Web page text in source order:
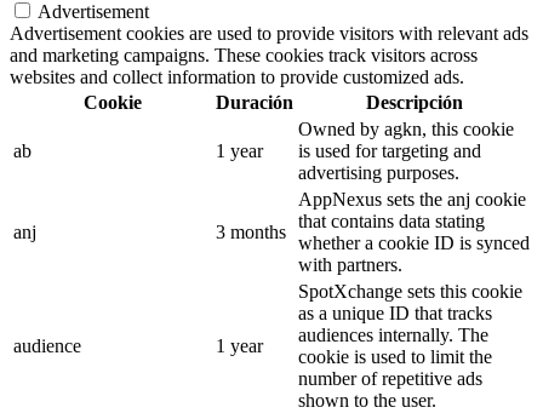
Advertisement
Advertisement cookies are used to provide visitors with relevant ads
and marketing campaigns. These cookies track visitors across
websites and collect information to provide customized ads.
Cookie
Duración Descripción
ab 1 year
Owned by agkn, this cookie
is used for targeting and
advertising purposes.
anj 3 months
AppNexus sets the anj cookie
that contains data stating
whether a cookie ID is synced
with partners.
audience 1 year
SpotXchange sets this cookie
as a unique ID that tracks
audiences internally. The
cookie is used to limit the
number of repetitive ads
shown to the user.